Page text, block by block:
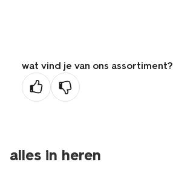
wat vind je van ons assortiment?
alles in heren